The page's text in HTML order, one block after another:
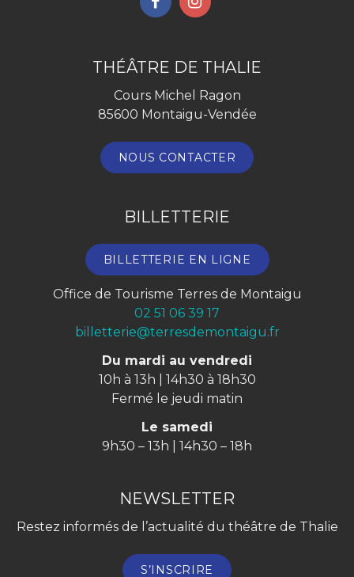
Lien
compte
Facebook
Lien
compte
Instagram
THÉÂTRE DE THALIE
Cours Michel Ragon
85600 Montaigu-Vendée
NOUS CONTACTER
BILLETTERIE
BILLETTERIE EN LIGNE
Office de Tourisme Terres de Montaigu
02 51 06 39 17
billetterie@terresdemontaigu.fr
Du mardi au vendredi
10h à 13h | 14h30 à 18h30
Fermé le jeudi matin
Le samedi
9h30 – 13h | 14h30 – 18h
NEWSLETTER
Restez informés de l’actualité du théâtre de Thalie
S’INSCRIRE